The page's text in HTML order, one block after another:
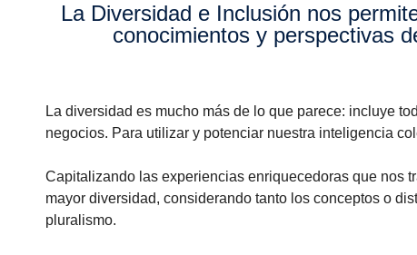
La Diversidad e Inclusión nos permite seguir desarrollando nuestra cultura haciendo de las diferencias, habilidades,
conocimientos y perspectivas
La diversidad es mucho más de lo que parece: incluye
negocios. Para utilizar y potenciar nuestra inteligencia
Capitalizando las experiencias enriquecedoras que nos
mayor diversidad, considerando tanto los conceptos o
pluralismo.